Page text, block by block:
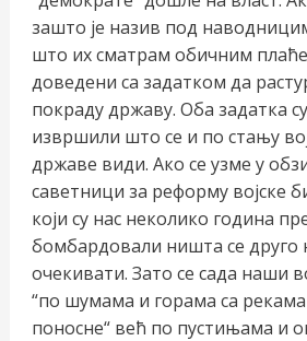
зашто је назив под
што их сматрам обичним
доведени са задатком да
покраду државу. Оба задатка
извршили што се и по стању
државе види. Ако се узме у
саветници за реформу војске
који су нас неколико година
бомбардовали ништа се друго
очекивати. Зато се сада наши
“по шумама и горама са
поносне“ већ по пустињама и